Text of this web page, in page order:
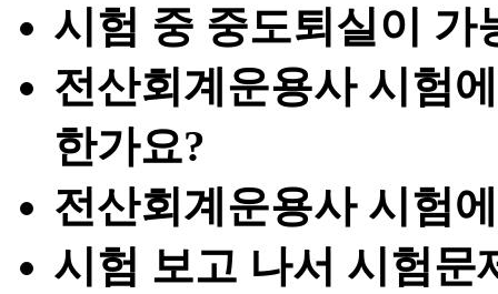
시험 중 중도퇴실이 가
전산회계운용사 시험
한가요?
전산회계운용사 시험
시험 보고 나서 시험문